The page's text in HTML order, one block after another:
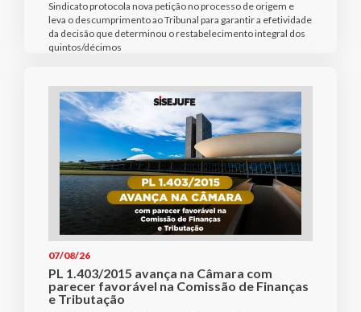
Sindicato protocola nova petição no processo de origem e
leva o descumprimento ao Tribunal para garantir a efetividade
da decisão que determinou o restabelecimento integral dos
quintos/décimos
07/08/26
PL 1.403/2015 avança na Câmara com
parecer favorável na Comissão de Finanças
e Tributação